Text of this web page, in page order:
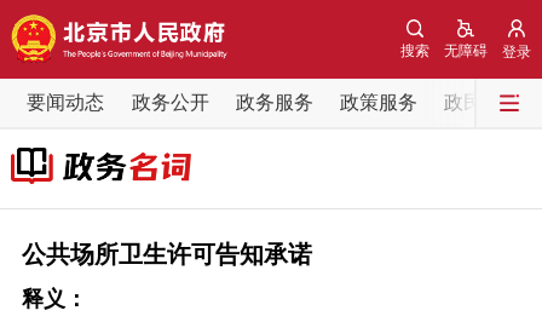
登录
无障碍
搜索
要闻动态 政务公开 政务服务 政策服务 政民互动
要闻动态
党中央精神
各区热点
公共场所卫生许可告知承诺
释义：